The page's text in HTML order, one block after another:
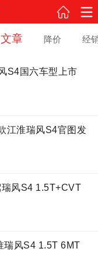
文章 降价 经
S4国六车型上市
江淮瑞风S4官图发
风S4 1.5T+CVT
瑞风S4 1.5T 6MT